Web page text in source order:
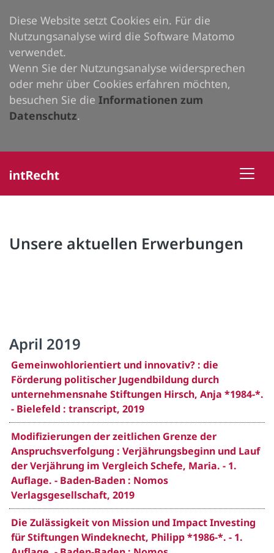
Diese Website setzt Cookies ein. Für die
Nutzungsanalyse wird die Software Matomo
verwendet.
Wenn Sie der Nutzungsanalyse widersprechen
oder mehr über Cookies erfahren möchten,
besuchen Sie die Informationen zum
Datenschutz.
Unsere aktuellen Erwerbungen
April 2019
Gemeinwohlorientiert und innovativ? : die
Förderung politischer Jugendbildung durch
unternehmensnahe Stiftungen Hirsch, Anja *1984-*.
- Bielefeld : transcript, 2019
Modifizierungen der zeitlichen Grenze der
Anspruchsverfolgung : Verjährungsbeginn und Lauf
der Verjährung im Vergleich Schefe, Maria. - 1.
Auflage. - Baden-Baden : Nomos
Verlagsgesellschaft, 2019
Die Zulässigkeit von Mission und Impact Investing
für Stiftungen Windeknecht, Philipp *1986-*. - 1.